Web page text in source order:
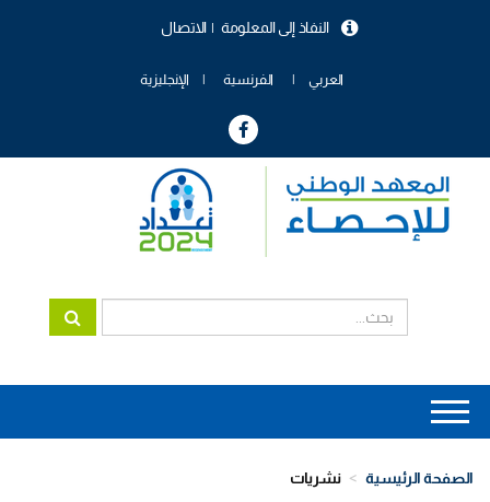
الاتصال النفاذ إلى المعلومة
العربي الفرنسية الإنجليزية
Main
navigation
الصفحة الرئيسية نشريات